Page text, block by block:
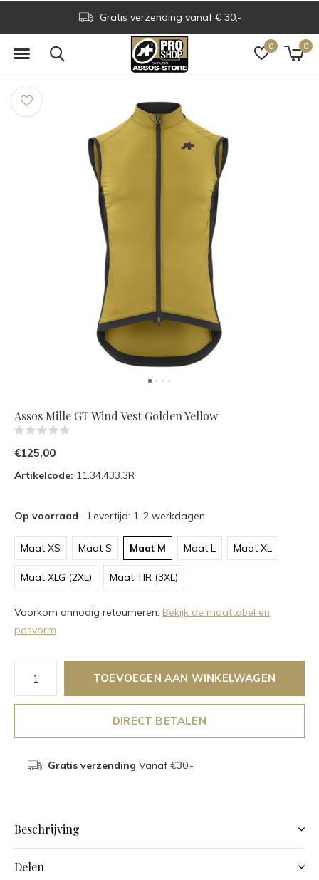
0 0
Gratis verzending vanaf € 30,-
Assos Mille GT Wind Vest Golden Yellow
€125,00
Artikelcode: 11.34.433.3R
Op voorraad - Levertijd: 1-2 werkdagen
Maat XS Maat S Maat M Maat L Maat XL
Maat XLG (2XL) Maat TIR (3XL)
Voorkom onnodig retourneren: Bekijk de maattabel en
pasvorm
TOEVOEGEN AAN WINKELWAGEN
DIRECT BETALEN
Gratis verzending Vanaf €30,-
Beschrijving
Delen